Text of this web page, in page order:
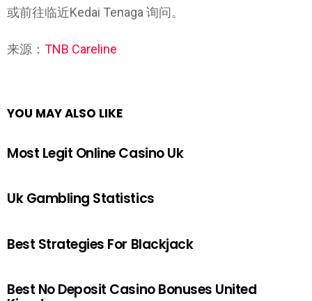
或前往临近Kedai Tenaga 询问。
来源： TNB Careline
YOU MAY ALSO LIKE
Most Legit Online Casino Uk
Uk Gambling Statistics
Best Strategies For Blackjack
Best No Deposit Casino Bonuses United